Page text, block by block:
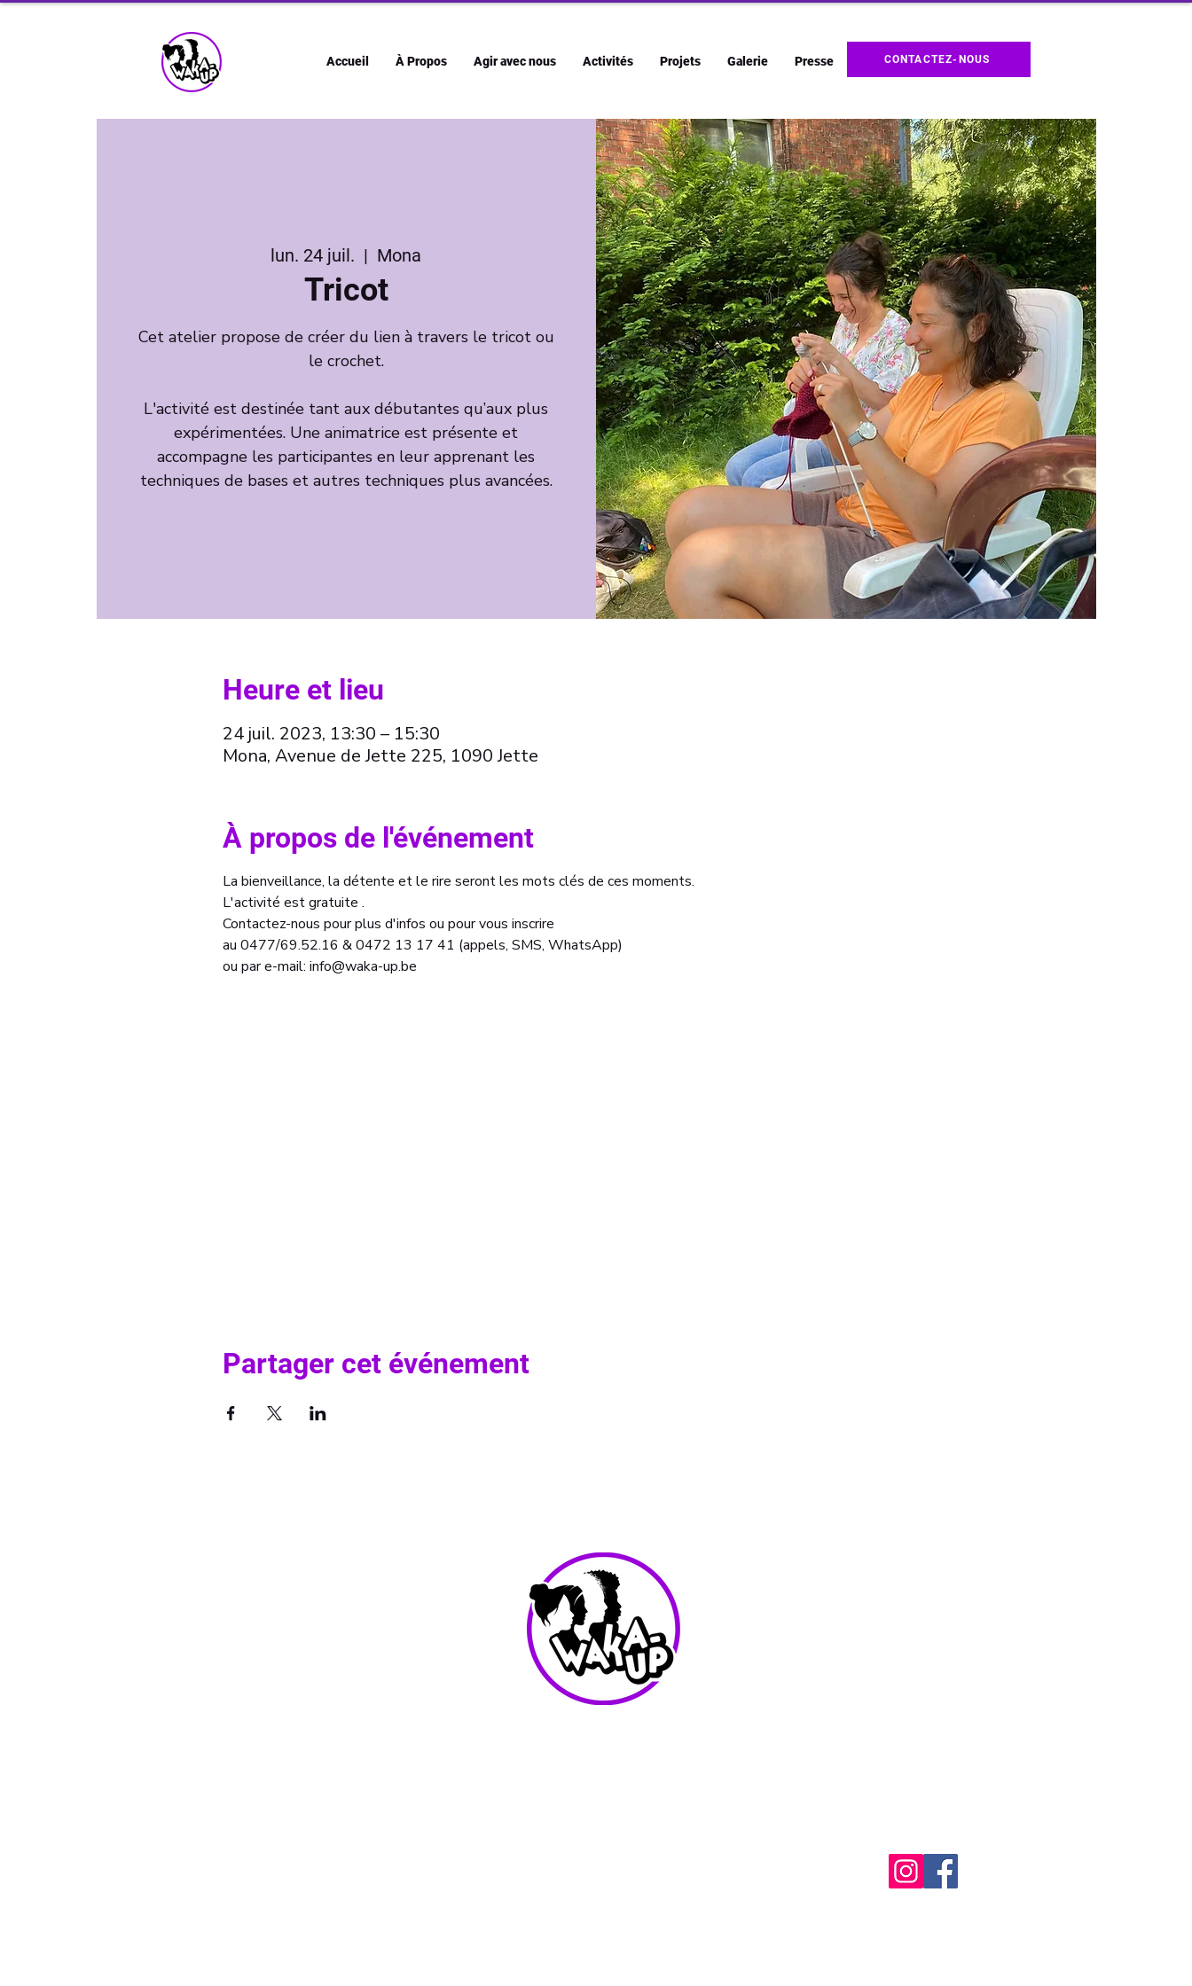
Accueil À Propos Agir avec nous Activités Projets Galerie Presse CONTACTEZ-NOUS
lun. 24 juil.
  |
Mona
Tricot
Cet atelier propose de créer du lien à travers le tricot ou
le crochet.
L'activité est destinée tant aux débutantes qu’aux plus
expérimentées. Une animatrice est présente et
accompagne les participantes en leur apprenant les
techniques de bases et autres techniques plus avancées.
Heure et lieu
24 juil. 2023, 13:30 – 15:30
Mona, Avenue de Jette 225, 1090 Jette
À propos de l'événement
La bienveillance, la détente et le rire seront les mots clés de ces moments.
L'activité est gratuite .
Contactez-nous pour plus d'infos ou pour vous inscrire
au 0477/69.52.16 & 0472 13 17 41 (appels, SMS, WhatsApp)
ou par e-mail: info@waka-up.be
Partager cet événement